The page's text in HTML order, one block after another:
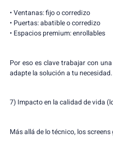
• Ventanas: fijo o corredizo
• Puertas: abatible o corredizo
• Espacios premium: enrollables
Por eso es clave trabajar con
adapte la solución a tu necesidad.
7) Impacto en la calidad de vida
Más allá de lo técnico, los